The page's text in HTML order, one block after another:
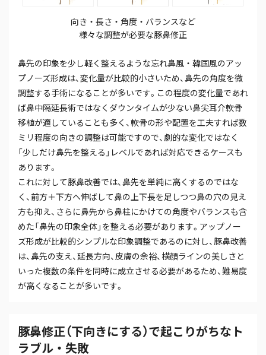
向き・長さ・角度・バランスなど
様々な調整が必要な豚鼻修正
鼻先の印象を少し軽く整えるような忘れ鼻風・韓国風のアッ
プノーズ形成は、変化量が比較的小さいため、鼻先の角度を微
調整する手術になることが多いです。この程度の変化量であれ
ば鼻中隔延長術ではなくダウンタイムが少ない鼻尖耳介軟骨
移植が適していることも多く、軟骨の形や配置を工夫すれば数
ミリ程度の向きの調整は可能ですので、劇的な変化ではなく
「少しだけ鼻先を整える」レベルであれば対応できるケースも
あります。
これに対して豚鼻改善では、鼻先を単純に高くするのではな
く、前方＋下方へ伸ばして鼻の上下長を足しつつ鼻の穴の見え
方も抑え、さらに鼻先から鼻柱にかけての角度やバランスも含
めた「鼻先の印象全体」を整える必要があります。アップノー
ズ形成が比較的シンプルな印象調整であるのに対し、豚鼻改善
は、鼻先の支え、延長方向、皮膚の余裕、横顔ラインの美しさと
いった複数の条件を同時に成立させる必要があるため、難易度
が高くなることが多いです。
豚鼻修正（下向きにする）で起こりがちなト
ラブル・失敗